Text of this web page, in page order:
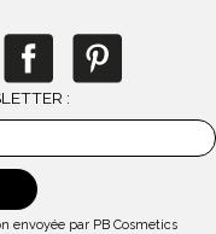
:
envoyée par PB Cosmetics